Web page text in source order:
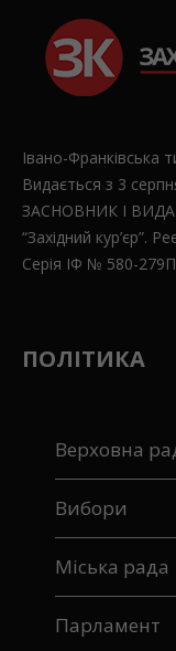
Івано-Франківська
Видається з 3
ЗАСНОВНИК І
“Західний кур’єр”.
Серія ІФ № 580-
ПОЛІТИКА
Верховна
Вибори
Міська рада
Парламент